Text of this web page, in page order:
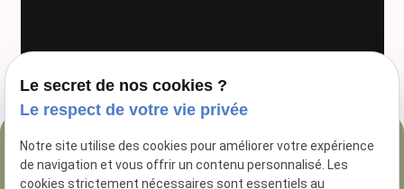
04 84 89 16 47
54 Rue George
Le secret de nos cookies ?
Le respect de votre vie privée
Notre site utilise des cookies pour améliorer votre expérience
de navigation et vous offrir un contenu personnalisé. Les
cookies strictement nécessaires sont essentiels au